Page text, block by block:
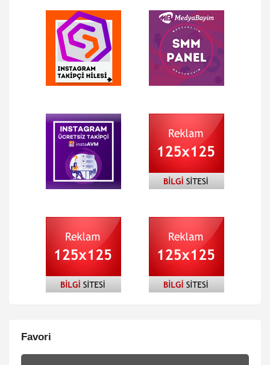
Favori